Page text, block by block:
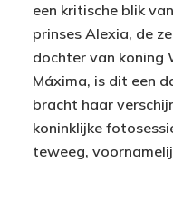
een kritische blik
prinses Alexia, de
dochter van koning
Máxima, is dit een
bracht haar
koninklijke
teweeg,